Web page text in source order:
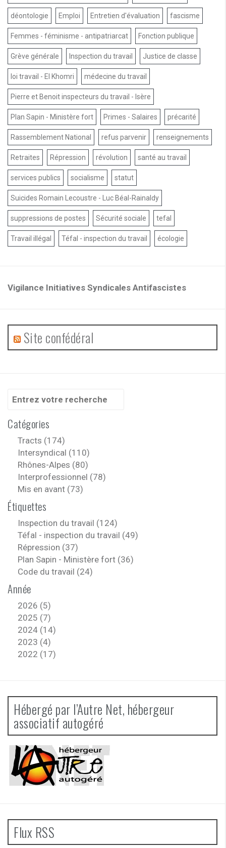
déontologie Emploi Entretien d'évaluation fascisme
Femmes - féminisme - antipatriarcat Fonction publique
Grève générale Inspection du travail Justice de classe
loi travail - El Khomri médecine du travail
Pierre et Benoit inspecteurs du travail - Isère
Plan Sapin - Ministère fort Primes - Salaires précarité
Rassemblement National refus parvenir renseignements
Retraites Répression révolution santé au travail
services publics socialisme statut
Suicides Romain Lecoustre - Luc Béal-Rainaldy
suppressions de postes Sécurité sociale tefal
Travail illégal Téfal - inspection du travail écologie
Vigilance Initiatives Syndicales Antifascistes
Site confédéral
Recherche
:Catégories
Tracts (174)
Intersyndical (110)
Rhônes-Alpes (80)
Interprofessionnel (78)
Mis en avant (73)
Étiquettes
Inspection du travail (124)
Téfal - inspection du travail (49)
Répression (37)
Plan Sapin - Ministère fort (36)
Code du travail (24)
Année
2026 (5)
2025 (7)
2024 (14)
2023 (4)
2022 (17)
Hébergé par l’Autre Net, hébergeur
associatif autogéré
Flux RSS